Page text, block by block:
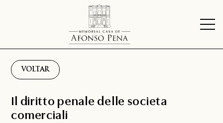
VOLTAR
Il diritto penale delle societa
comerciali